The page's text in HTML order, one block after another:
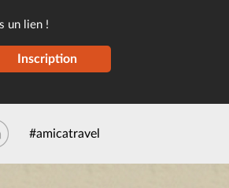
un lien !
Inscription
#amicatravel